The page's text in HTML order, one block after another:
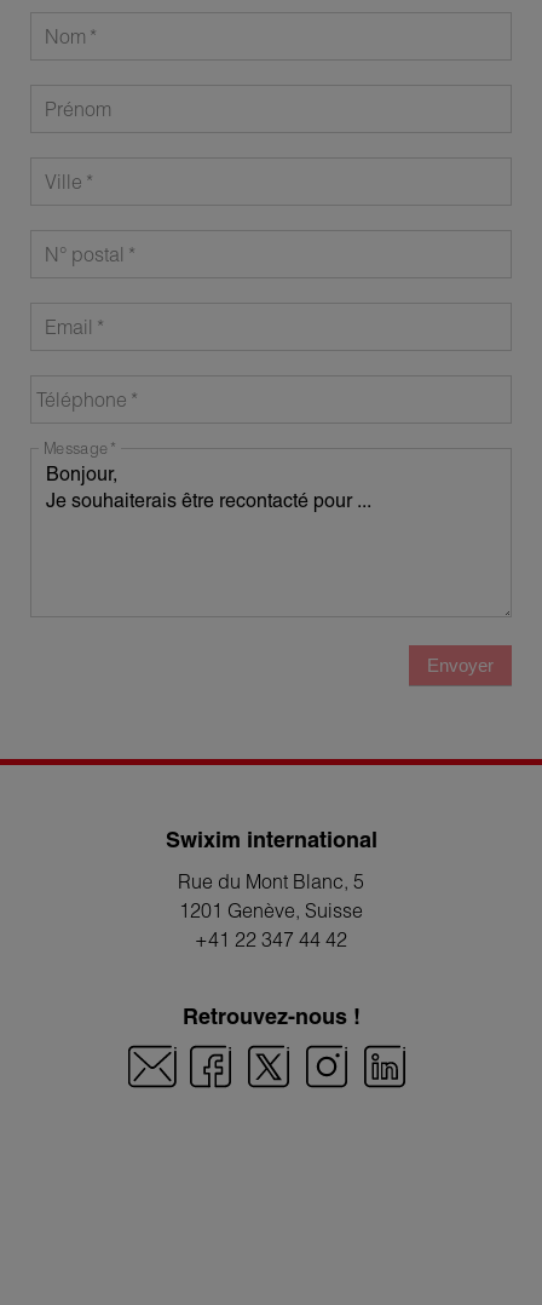
Nom
Prénom
Ville
N° postal
Email
Téléphone
Message
Envoyer
Swixim international
Rue du Mont Blanc, 5
1201 Genève, Suisse
+41 22 347 44 42
Retrouvez-nous !